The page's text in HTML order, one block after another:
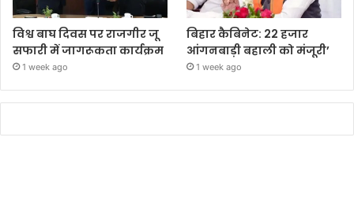
विश्व बाघ दिवस पर राजगीर जू
सफारी में जागरूकता कार्यक्रम
1 week ago
बिहार कैबिनेट: 22 हजार
आंगनबाड़ी बहाली को मंजूरी’
1 week ago